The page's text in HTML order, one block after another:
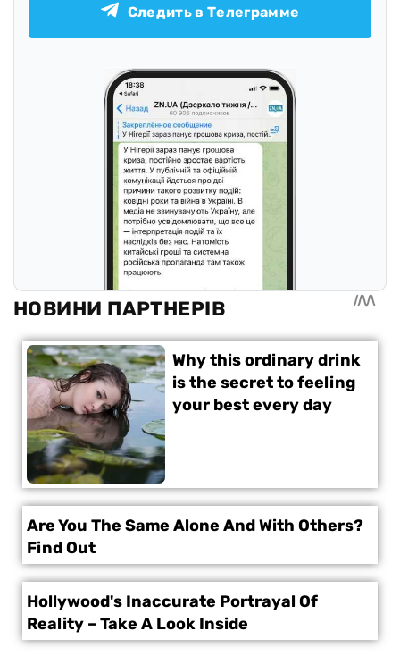
Следить в Телеграмме